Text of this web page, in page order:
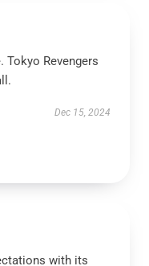
Tokyo Revengers
Dec 15, 2024
with its